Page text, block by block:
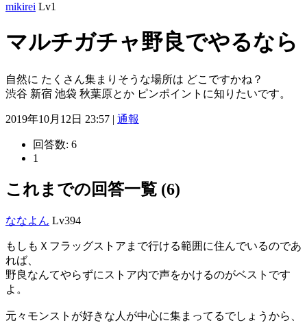
mikirei Lv1
マルチガチャ野良でやるなら
自然に たくさん集まりそうな場所は どこですかね？
渋谷 新宿 池袋 秋葉原とか ピンポイントに知りたいです。
2019年10月12日 23:57 | 通報
回答数: 6
1
これまでの回答一覧 (6)
ななよん Lv394
もしもＸフラッグストアまで行ける範囲に住んでいるのであ
れば、
野良なんてやらずにストア内で声をかけるのがベストです
よ。
元々モンストが好きな人が中心に集まってるでしょうから、